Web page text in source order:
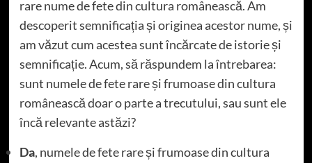
rare nume de fete din cultura românească. Am
descoperit semnificația și originea acestor nume, și
am văzut cum acestea sunt încărcate de istorie și
semnificație. Acum, să răspundem la întrebarea:
sunt numele de fete rare și frumoase din cultura
românească doar o parte a trecutului, sau sunt ele
încă relevante astăzi?
Da, numele de fete rare și frumoase din cultura